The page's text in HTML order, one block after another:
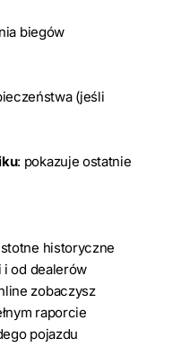
biegów
(jeśli
: pokazuje ostatnie
historyczne
i od dealerów
zobaczysz
raporcie
pojazdu